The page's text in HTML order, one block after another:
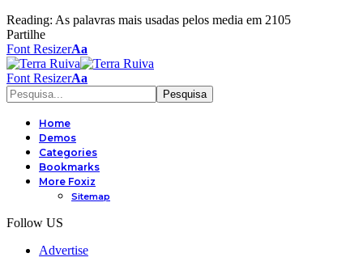
Reading: As palavras mais usadas pelos media em 2105
Partilhe
Font ResizerAa
Font ResizerAa
Home
Demos
Categories
Bookmarks
More Foxiz
Sitemap
Follow US
Advertise